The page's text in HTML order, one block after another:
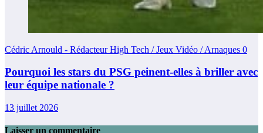
Cédric Arnould - Rédacteur High Tech / Jeux Vidéo / Arnaques 0
Pourquoi les stars du PSG peinent-elles à briller avec
leur équipe nationale ?
13 juillet 2026
Laisser un commentaire